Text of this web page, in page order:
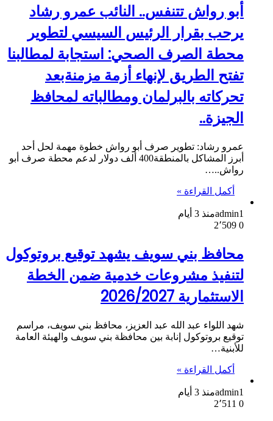
أبو رواش تتنفس.. النائب عمرو رشاد
يرحب بقرار الرئيس السيسي لتطوير
محطة الصرف الصحي: استجابة لمطالبنا
تفتح الطريق لإنهاء أزمة مزمنةبعد
تحركاته بالبرلمان ومطالباته لمحافظ
الجيزة..
عمرو رشاد: تطوير صرف أبو رواش خطوة مهمة لحل أحد
أبرز المشاكل بالمنطقة400 ألف دولار لدعم محطة صرف أبو
رواش..…
أكمل القراءة »
admin1منذ 3 أيام
0
محافظ بني سويف يشهد توقيع بروتوكول
لتنفيذ مشروعات خدمية ضمن الخطة
الاستثمارية 2026/2027
شهد اللواء عبد الله عبد العزيز، محافظ بني سويف، مراسم
توقيع بروتوكول إنابة بين محافظة بني سويف والهيئة العامة
للأبنية…
أكمل القراءة »
admin1منذ 3 أيام
0